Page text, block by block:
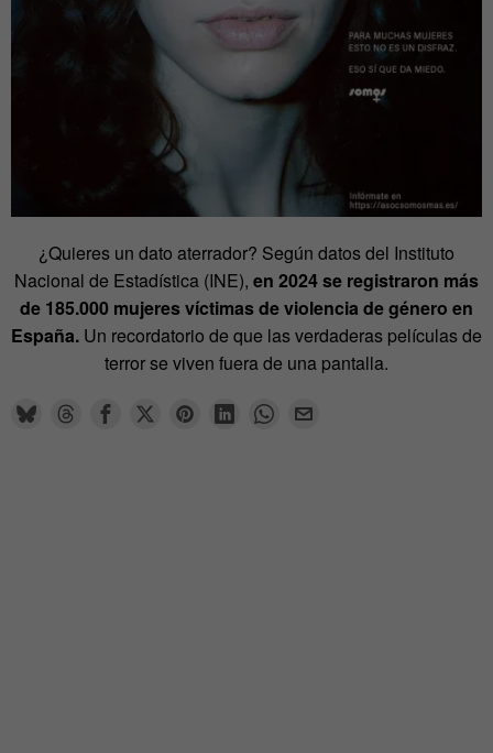
¿Quieres un dato aterrador? Según datos del Instituto
Nacional de Estadística (INE), en 2024 se registraron más
de 185.000 mujeres víctimas de violencia de género en
España. Un recordatorio de que las verdaderas películas de
terror se viven fuera de una pantalla.